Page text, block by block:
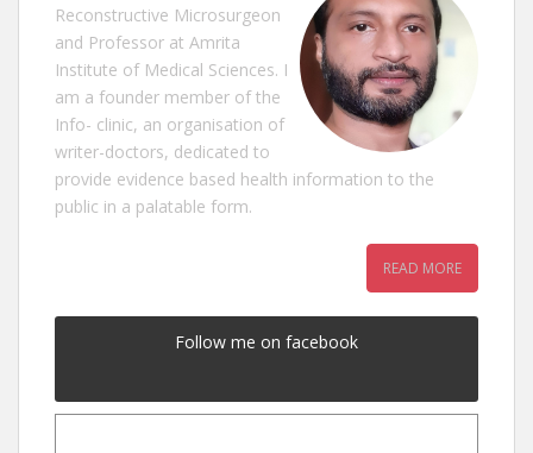
Reconstructive Microsurgeon
and Professor at Amrita
Institute of Medical Sciences. I
am a founder member of the
Info- clinic, an organisation of
writer-doctors, dedicated to
provide evidence based health information to the
public in a palatable form.
READ MORE
Follow me on facebook